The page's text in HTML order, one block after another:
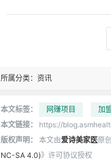
所属分类： 资讯
本文标签： 网赚项目
加
本文链接：
https://
版权声明：
本文由爱诗美家医原
NC-SA 4.0)》许可协议授权